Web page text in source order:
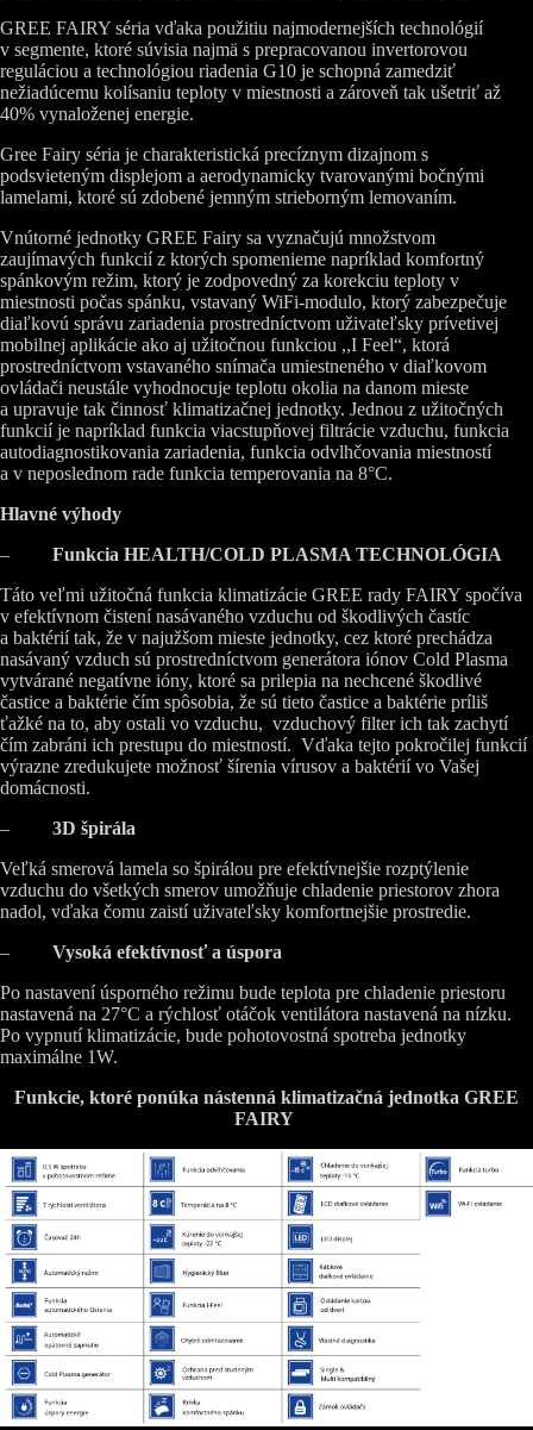
GREE FAIRY séria vďaka použitiu najmodernejších technológií
v segmente, ktoré súvisia najmä s prepracovanou invertorovou
reguláciou a technológiou riadenia G10 je schopná zamedziť
nežiadúcemu kolísaniu teploty v miestnosti a zároveň tak ušetriť až
40% vynaloženej energie.
Gree Fairy séria je charakteristická precíznym dizajnom s
podsvieteným displejom a aerodynamicky tvarovanými bočnými
lamelami, ktoré sú zdobené jemným strieborným lemovaním.
Vnútorné jednotky GREE Fairy sa vyznačujú množstvom
zaujímavých funkcií z ktorých spomenieme napríklad komfortný
spánkovým režim, ktorý je zodpovedný za korekciu teploty v
miestnosti počas spánku, vstavaný WiFi-modulo, ktorý zabezpečuje
diaľkovú správu zariadenia prostredníctvom uživateľsky prívetivej
mobilnej aplikácie ako aj užitočnou funkciou ,,I Feel“, ktorá
prostredníctvom vstavaného snímača umiestneného v diaľkovom
ovládači neustále vyhodnocuje teplotu okolia na danom mieste
a upravuje tak činnosť klimatizačnej jednotky. Jednou z užitočných
funkcií je napríklad funkcia viacstupňovej filtrácie vzduchu, funkcia
autodiagnostikovania zariadenia, funkcia odvlhčovania miestností
a v neposlednom rade funkcia temperovania na 8°C.
Hlavné výhody
– Funkcia HEALTH/COLD PLASMA TECHNOLÓGIA
Táto veľmi užitočná funkcia klimatizácie GREE rady FAIRY spočíva
v efektívnom čistení nasávaného vzduchu od škodlivých častíc
a baktérií tak, že v najužšom mieste jednotky, cez ktoré prechádza
nasávaný vzduch sú prostredníctvom generátora iónov Cold Plasma
vytvárané negatívne ióny, ktoré sa prilepia na nechcené škodlivé
častice a baktérie čím spôsobia, že sú tieto častice a baktérie príliš
ťažké na to, aby ostali vo vzduchu, vzduchový filter ich tak zachytí
čím zabráni ich prestupu do miestností. Vďaka tejto pokročilej funkcií
výrazne zredukujete možnosť šírenia vírusov a baktérií vo Vašej
domácnosti.
– 3D špirála
Veľká smerová lamela so špirálou pre efektívnejšie rozptýlenie
vzduchu do všetkých smerov umožňuje chladenie priestorov zhora
nadol, vďaka čomu zaistí uživateľsky komfortnejšie prostredie.
– Vysoká efektívnosť a úspora
Po nastavení úsporného režimu bude teplota pre chladenie priestoru
nastavená na 27°C a rýchlosť otáčok ventilátora nastavená na nízku.
Po vypnutí klimatizácie, bude pohotovostná spotreba jednotky
maximálne 1W.
Funkcie, ktoré ponúka nástenná klimatizačná jednotka GREE
FAIRY